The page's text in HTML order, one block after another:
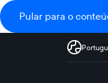
Pular para o